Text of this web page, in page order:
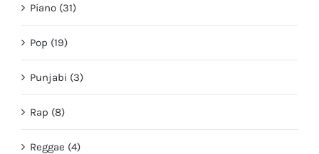
Piano (31)
Pop (19)
Punjabi (3)
Rap (8)
Reggae (4)